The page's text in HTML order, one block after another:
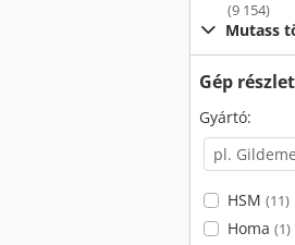
(9 154)
Mutass
Gép
Gyártó:
HSM (11)
Homa (1)